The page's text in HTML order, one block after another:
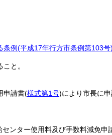
条例(平成17年行方市条例第103号)
と。
申請書(様式第1号)により市長に
ンター使用料及び手数料減免申